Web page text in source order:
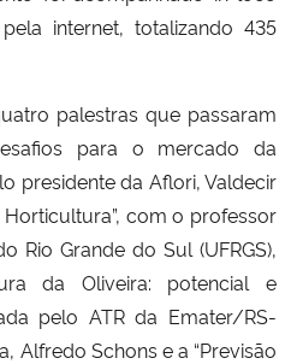
internet, totalizando 435
palestras que passaram
para o mercado da
presidente da Aflori, Valdecir
Horticultura”, com o professor
Rio Grande do Sul (UFRGS),
da Oliveira: potencial e
pelo ATR da Emater/RS-
Alfredo Schons e a “Previsão